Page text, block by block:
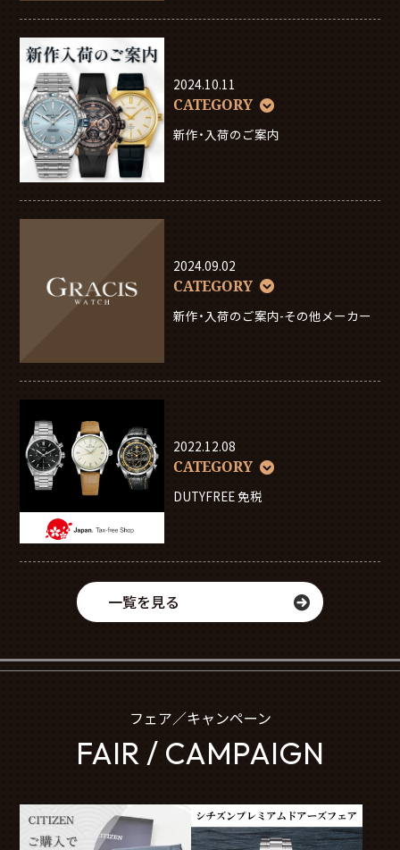
2024.10.11
CATEGORY
新作・入荷のご案内
2024.09.02
CATEGORY
新作・入荷のご案内-その他メーカー
2022.12.08
CATEGORY
DUTYFREE 免税
一覧を見る
フェア／キャンペーン
FAIR / CAMPAIGN